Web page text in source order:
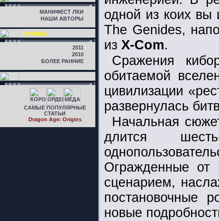
МАНИФЕСТ ЛКИ
НАШИ АВТОРЫ
АРХИВЫ
2011
2010
БОЛЕЕ РАННИЕ
САМЫЕ ПОПУЛЯРНЫЕ
СТАТЬИ
Dragon Age: Origins
одной из коих вы
The Genides,
из X-Com.
Сражения
обитаемой
цивилизации
развернулась
Начальная
длится
Огражденные от
сценарием,
постановочные
новые